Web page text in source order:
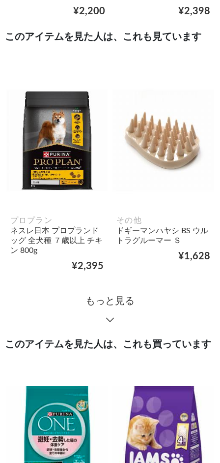
¥2,200 ¥2,398
このアイテムを見た人は、これも見ています
プロプラン
ネスレ日本 プロプランド
ッグ 全犬種 ７歳以上 チキ
ン 800g
¥2,395
その他
ドギーマンハヤシ BS ウル
トラグルーマー Ｓ
¥1,628
もっと見る
このアイテムを見た人は、これも買っています